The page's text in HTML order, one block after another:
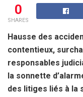
0
SHARES
Hausse des
contentieux,
responsables
la sonnette
des litiges liés à la